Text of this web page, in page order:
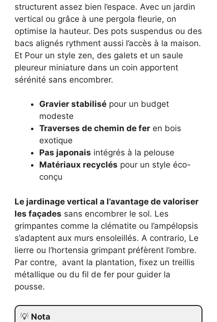
structurent assez bien l’espace. Avec un jardin
vertical ou grâce à une pergola fleurie, on
optimise la hauteur. Des pots suspendus ou des
bacs alignés rythment aussi l’accès à la maison.
Et Pour un style zen, des galets et un saule
pleureur miniature dans un coin apportent
sérénité sans encombrer.
Gravier stabilisé pour un budget
modeste
Traverses de chemin de fer en bois
exotique
Pas japonais intégrés à la pelouse
Matériaux recyclés pour un style éco-
conçu
Le jardinage vertical a l’avantage de valoriser
les façades sans encombrer le sol. Les
grimpantes comme la clématite ou l’ampélopsis
s’adaptent aux murs ensoleillés. A contrario, Le
lierre ou l’hortensia grimpant préfèrent l’ombre.
Par contre, avant la plantation, fixez un treillis
métallique ou du fil de fer pour guider la
pousse.
💡 Nota